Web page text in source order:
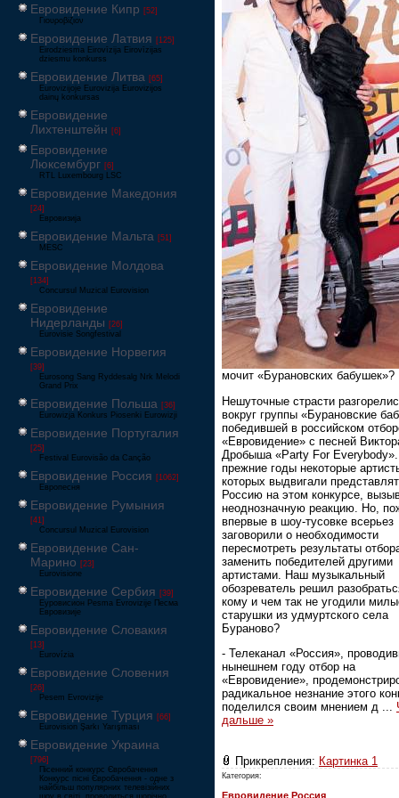
Евровидение Кипр [52]
Γιουροβίζιον
Евровидение Латвия [125]
Eirodziesma Eirovīzija Eirovīzijas
dziesmu konkurss
Евровидение Литва [65]
Eurovizijoje Eurovizija Eurovizijos
dainų konkursas
Евровидение
Лихтенштейн [6]
Евровидение
Люксембург [6]
RTL Luxembourg LSC
Евровидение Македония
[24]
Евровизија
Евровидение Мальта [51]
MESC
Евровидение Молдова
[134]
Concursul Muzical Eurovision
Евровидение
Нидерланды [26]
Eurovisie Songfestival
Евровидение Норвегия
[39]
Eurosong Sang Ryddesalg Nrk Melodi
Grand Prix
Евровидение Польша [36]
Eurowizja Konkurs Piosenki Eurowizji
Евровидение Португалия
[25]
Festival Eurovisão da Canção
Евровидение Россия [1062]
Европесня
Евровидение Румыния
[41]
Concursul Muzical Eurovision
Евровидение Сан-
Марино [23]
Eurovisione
Евровидение Сербия [39]
Еуровисион Pesma Evrovizije Песма
Евровизије
Евровидение Словакия
[13]
Eurovízia
Евровидение Словения
[26]
Pesem Evrovizije
Евровидение Турция [66]
Eurovision Şarkı Yarışması
Евровидение Украина
[796]
Пісенний конкурс Євробачення
Конкурс пісні Євробачення - одне з
найбільш популярних телевізійних
шоу в світі, проводиться щорічно,
мочит «Бурановских бабушек»?
Нешуточные страсти
вокруг группы «Бурановские
победившей в российском
«Евровидение» с песней
Дробыша «Party For
прежние годы некоторые
которых выдвигали
Россию на этом конкурсе,
неоднозначную реакцию. Но,
впервые в шоу-тусовке всерьез
заговорили о необходимости
пересмотреть результаты
заменить победителей другими
артистами. Наш музыкальный
обозреватель решил
кому и чем так не угодили
старушки из удмуртского села
Бураново?
- Телеканал «Россия»,
нынешнем году отбор на
«Евровидение»,
радикальное незнание этого
поделился своим мнением д
дальше »
Прикрепления: Картинка 1
Категория:
Евровидение Россия